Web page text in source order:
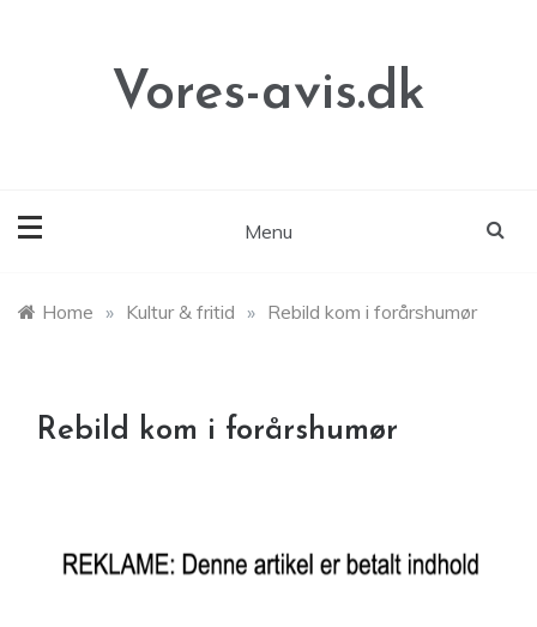
Vores-avis.dk
Menu
Home » Kultur & fritid » Rebild kom i forårshumør
Rebild kom i forårshumør